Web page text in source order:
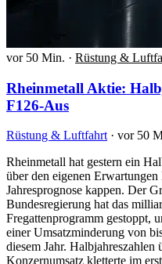
vor 50 Min. · Rüstung &
Rheinmetall Aktie:
F126-Aus
Rüstung & Luftfahrt · vor 50
Rheinmetall hat gestern ein
über den eigenen
Jahresprognose kappen. Der
Bundesregierung hat das
Fregattenprogramm gestoppt,
einer Umsatzminderung von
diesem Jahr.
Konzernumsatz kletterte im